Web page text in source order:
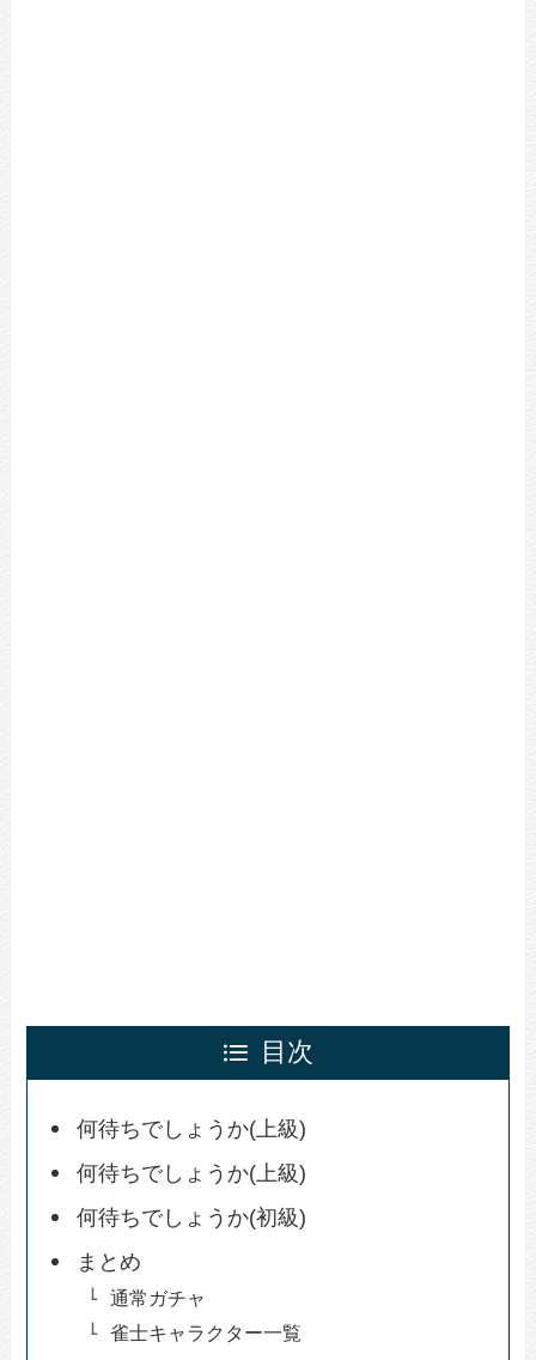
目次
何待ちでしょうか(上級)
何待ちでしょうか(上級)
何待ちでしょうか(初級)
まとめ
通常ガチャ
雀士キャラクター一覧